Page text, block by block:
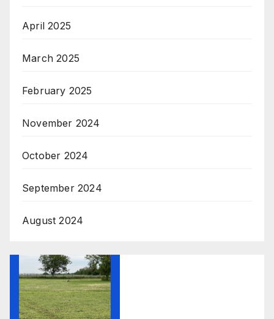
April 2025
March 2025
February 2025
November 2024
October 2024
September 2024
August 2024